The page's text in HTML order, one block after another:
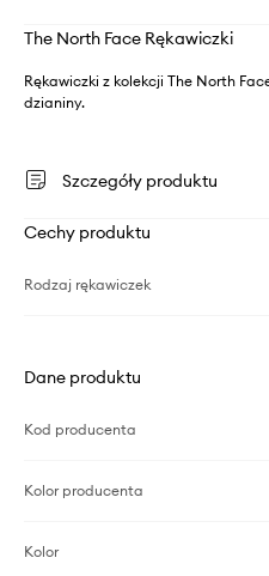
The North Face Rękawiczki
Rękawiczki z kolekcji The North
dzianiny.
Szczegóły produktu
Cechy produktu
Rodzaj rękawiczek
Dane produktu
Kod producenta
Kolor producenta
Kolor